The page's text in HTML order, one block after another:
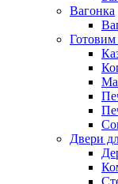
Вагонка
Готовим
Двери